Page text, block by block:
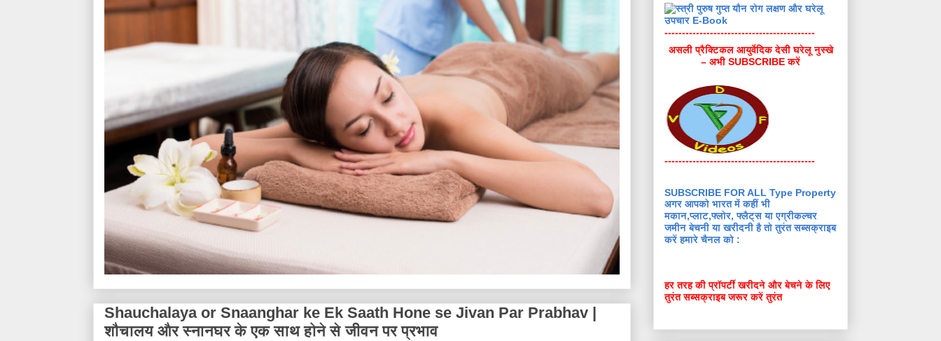
Shauchalaya or Snaanghar ke Ek Saath Hone se Jivan Par Prabhav |
शौचालय और स्नानघर के एक साथ होने से जीवन पर प्रभाव
-------------------------------------------
असली प्रैक्टिकल आयुर्वेदिक देसी घरेलू नुस्खे
– अभी SUBSCRIBE करें
-------------------------------------------
SUBSCRIBE FOR ALL Type Property
अगर आपको भारत में कहीं भी
मकान,प्लाट,फ्लोर, फ्लैट्स या एग्रीकल्चर
जमीन बेचनी या खरीदनी है तो तुरंत सब्सक्राइब
करें हमारे चैनल को :
हर तरह की प्रॉपर्टी खरीदने और बेचने के लिए
तुरंत सब्सक्राइब जरूर करें तुरंत